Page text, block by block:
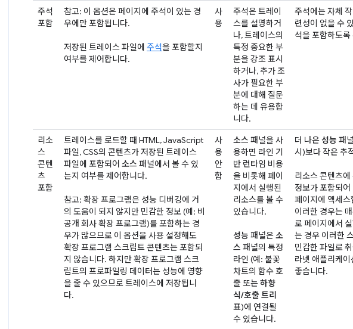
주석
포함
참고: 이 옵션은 페이지에 주석이 있는 경
우에만 포함됩니다.
저장된 트레이스 파일에 주석을 포함할지
여부를 제어합니다.
사
용
주석은 트레이
스를 설명하거
나, 트레이스의
특정 중요한 부
분을 강조 표시
하거나, 추가 조
사가 필요한 부
분에 대해 질문
하는 데 유용합
니다.
주석에는 자체
련성이 없을 수
석을 포함하도
리소
스
콘텐
츠
포함
트레이스를 로드할 때 HTML, JavaScript
파일, CSS의 콘텐츠가 저장된 트레이스
파일에 포함되어 소스 패널에서 볼 수 있
는지 여부를 제어합니다.
참고: 확장 프로그램은 성능 디버깅에 거
의 도움이 되지 않지만 민감한 정보 (예: 비
공개 회사 확장 프로그램)를 포함하는 경
우가 많으므로 이 옵션을 사용 설정해도
확장 프로그램 스크립트 콘텐츠는 포함되
지 않습니다. 하지만 확장 프로그램 스크
립트의 프로파일링 데이터는 성능에 영향
을 줄 수 있으므로 트레이스에 저장됩니
다.
사
용
안
함
소스 패널을 사
용하면 라인 기
반 런타임 비용
을 비롯해 페이
지에서 실행된
리소스를 볼 수
있습니다.
성능 패널은소
스 패널의 특정
라인 (예: 불꽃
차트의 함수 호
출 또는하향
식/호출 트리
표)에 연결될
수 있습니다.
더 나은성능 패
시)보다 작은 추
리소스 콘텐츠
정보가 포함되
페이지에 액세
이러한 경우는
로 페이지에서
는 경우 이러한
민감한 파일로
라넷 애플리케
좋습니다.